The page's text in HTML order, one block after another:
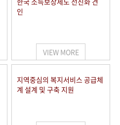
인
VIEW MORE
지역중심의 복지서비스 공급체
계 설계 및 구축 지원